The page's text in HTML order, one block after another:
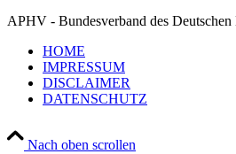
APHV - Bundesverband des Deutschen
HOME
IMPRESSUM
DISCLAIMER
DATENSCHUTZ
Nach oben scrollen